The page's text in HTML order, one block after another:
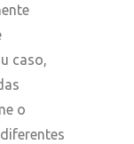
caso,
o